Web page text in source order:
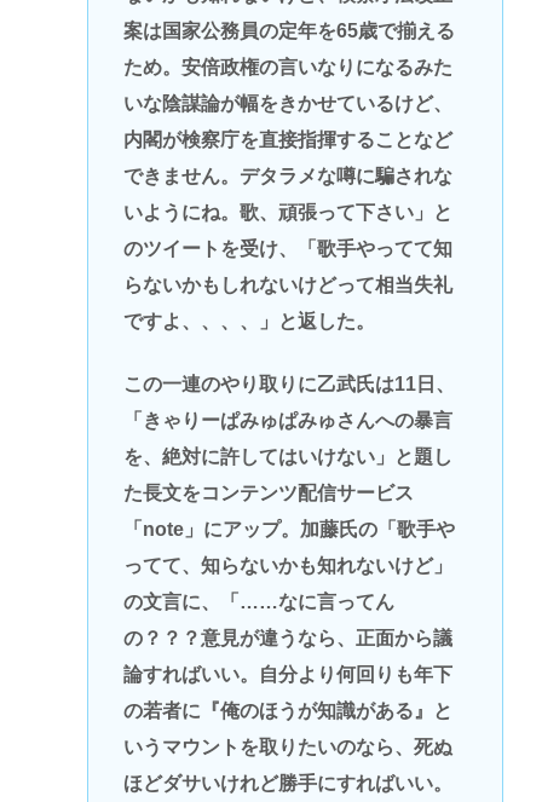
案は国家公務員の定年を65歳で揃える
ため。安倍政権の言いなりになるみた
いな陰謀論が幅をきかせているけど、
内閣が検察庁を直接指揮することなど
できません。デタラメな噂に騙されな
いようにね。歌、頑張って下さい」と
のツイートを受け、「歌手やってて知
らないかもしれないけどって相当失礼
ですよ、、、、」と返した。
この一連のやり取りに乙武氏は11日、
「きゃりーぱみゅぱみゅさんへの暴言
を、絶対に許してはいけない」と題し
た長文をコンテンツ配信サービス
「note」にアップ。加藤氏の「歌手や
ってて、知らないかも知れないけど」
の文言に、「……なに言ってん
の？？？意見が違うなら、正面から議
論すればいい。自分より何回りも年下
の若者に『俺のほうが知識がある』と
いうマウントを取りたいのなら、死ぬ
ほどダサいけれど勝手にすればいい。